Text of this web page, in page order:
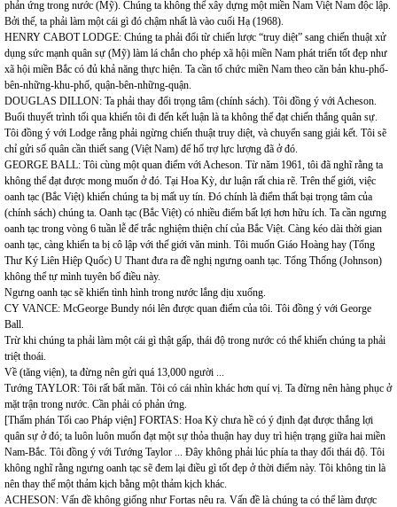
phản ứng trong nước (Mỹ). Chúng ta không thể xây dựng một miền Nam Việt Nam độc lập.
Bởi thế, ta phải làm một cái gì đó chậm nhất là vào cuối Hạ (1968).
HENRY CABOT LODGE: Chúng ta phải đổi từ chiến lược “truy diệt” sang chiến thuật xử
dụng sức mạnh quân sự (Mỹ) làm lá chắn cho phép xã hội miền Nam phát triển tốt đẹp như
xã hội miền Bắc có đủ khả năng thực hiện. Ta cần tổ chức miền Nam theo căn bản khu-phố-
bên-những-khu-phố, quận-bên-những-quận.
DOUGLAS DILLON: Ta phải thay đổi trọng tâm (chính sách). Tôi đồng ý với Acheson.
Buổi thuyết trình tối qua khiến tôi đi đến kết luận là ta không thể đạt chiến thắng quân sự.
Tôi đồng ý với Lodge rằng phải ngừng chiến thuật truy diệt, và chuyển sang giải kết. Tôi sẽ
chỉ gửi số quân cần thiết sang (Việt Nam) để hổ trợ lực lượng đã ở đó.
GEORGE BALL: Tôi cùng một quan điểm với Acheson. Từ năm 1961, tôi đã nghĩ rằng ta
không thể đạt được mong muốn ở đó. Tại Hoa Kỳ, dư luận rất chia rẽ. Trên thế giới, việc
oanh tạc (Bắc Việt) khiến chúng ta bị mất uy tín. Đó chính là điểm thất bại trọng tâm của
(chính sách) chúng ta. Oanh tạc (Bắc Việt) có nhiều điểm bất lợi hơn hữu ích. Ta cần ngưng
oanh tạc trong vòng 6 tuần lễ để trắc nghiệm thiện chí của Bắc Việt. Càng kéo dài thời gian
oanh tạc, càng khiến ta bị cô lập với thế giới văn minh. Tôi muốn Giáo Hoàng hay (Tổng
Thư Ký Liên Hiệp Quốc) U Thant đưa ra đề nghị ngưng oanh tạc. Tổng Thống (Johnson)
không thể tự mình tuyên bố điều này.
Ngưng oanh tạc sẽ khiến tình hình trong nước lắng dịu xuống.
CY VANCE: McGeorge Bundy nói lên được quan điểm của tôi. Tôi đồng ý với George
Ball.
Trừ khi chúng ta phải làm một cái gì thật gấp, thái độ trong nước có thể khiến chúng ta phải
triệt thoái.
Về (tăng viện), ta đừng nên gửi quá 13,000 người ...
Tướng TAYLOR: Tôi rất bất mãn. Tôi có cái nhìn khác hơn quí vị. Ta đừng nên hàng phục ở
mặt trận trong nước. Cần phải có phản ứng.
[Thẩm phán Tối cao Pháp viện] FORTAS: Hoa Kỳ chưa hề có ý định đạt được thắng lợi
quân sự ở đó; ta luôn luôn muốn đạt một sự thỏa thuận hay duy trì hiện trạng giữa hai miền
Nam-Bắc. Tôi đồng ý với Tướng Taylor ... Đây không phải lúc phía ta thay đổi thái độ. Tôi
không nghĩ rằng ngưng oanh tạc sẽ đem lại điều gì tốt đẹp ở thời điểm này. Tôi không tin là
nên thay thế một thảm kịch bằng một thảm kịch khác.
ACHESON: Vấn đề không giống như Fortas nêu ra. Vấn đề là chúng ta có thể làm được